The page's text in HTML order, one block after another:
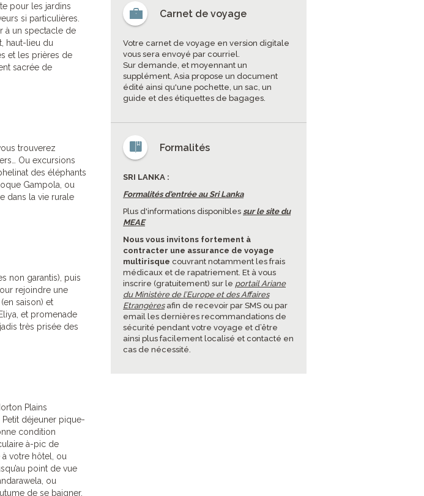
pour les jardins
si particulières.
à un spectacle de
haut-lieu du
et les prières de
sacrée de
trouverez
Ou excursions
des éléphants
Gampola, ou
dans la vie rurale
non garantis), puis
rejoindre une
saison) et
et promenade
très prisée des
Plains
Petit déjeuner pique-
condition
à-pic de
à votre hôtel, ou
point de vue
ou
de se baigner,
Carnet de voyage
Votre carnet de voyage en version digitale
vous sera envoyé par courriel.
Sur demande, et moyennant un
supplément, Asia propose un document
édité ainsi qu'une pochette, un sac, un
guide et des étiquettes de bagages.
Formalités
SRI LANKA :
Formalités d'entrée au Sri Lanka
Plus d'informations disponiblessur le site du
MEAE
Nous vous invitons fortement à
contracter une assurance de voyage
multirisquecouvrant notamment les frais
médicaux et de rapatriement. Et à vous
inscrire (gratuitement) sur le portail Ariane
du Ministère de l’Europe et des Affaires
Etrangèresafin de recevoir par SMS ou par
email les dernières recommandations de
sécurité pendant votre voyage et d’être
ainsi plus facilement localisé et contacté en
cas de nécessité.